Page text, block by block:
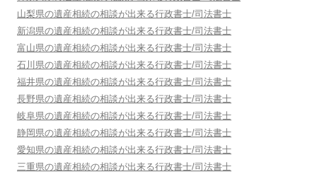
山梨県の遺産相続の相談が出来る行政書士/司法書士
新潟県の遺産相続の相談が出来る行政書士/司法書士
富山県の遺産相続の相談が出来る行政書士/司法書士
石川県の遺産相続の相談が出来る行政書士/司法書士
福井県の遺産相続の相談が出来る行政書士/司法書士
長野県の遺産相続の相談が出来る行政書士/司法書士
岐阜県の遺産相続の相談が出来る行政書士/司法書士
静岡県の遺産相続の相談が出来る行政書士/司法書士
愛知県の遺産相続の相談が出来る行政書士/司法書士
三重県の遺産相続の相談が出来る行政書士/司法書士